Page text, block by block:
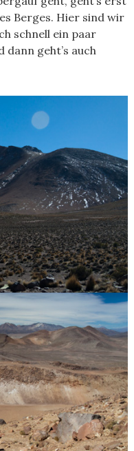
Berges. Hier sind wir
schnell ein paar
geht’s auch